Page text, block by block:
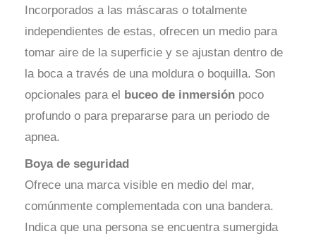
Incorporados a las máscaras o totalmente
independientes de estas, ofrecen un medio para
tomar aire de la superficie y se ajustan dentro de
la boca a través de una moldura o boquilla. Son
opcionales para el buceo de inmersión poco
profundo o para prepararse para un periodo de
apnea.
Boya de seguridad
Ofrece una marca visible en medio del mar,
comúnmente complementada con una bandera.
Indica que una persona se encuentra sumergida